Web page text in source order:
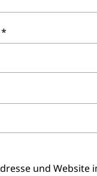
*
und Website